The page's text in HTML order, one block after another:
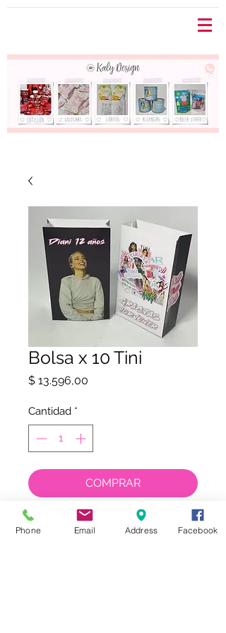
Bolsa x 10 Tini
$ 13.596,00
Cantidad *
COMPRAR
Phone Email Address Facebook